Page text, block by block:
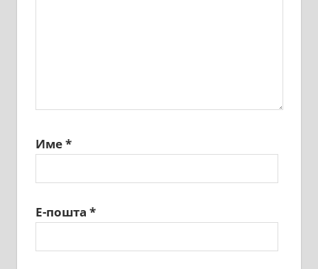
Име*
Е-пошта *